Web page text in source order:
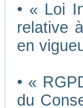
• « Loi
relative
en
• «
du